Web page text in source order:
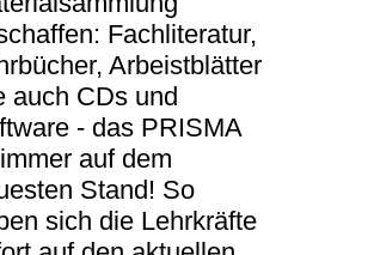
Fachliteratur,
Arbeistblätter
auch CDs und
- das PRISMA
auf dem
Stand! So
sich die Lehrkräfte